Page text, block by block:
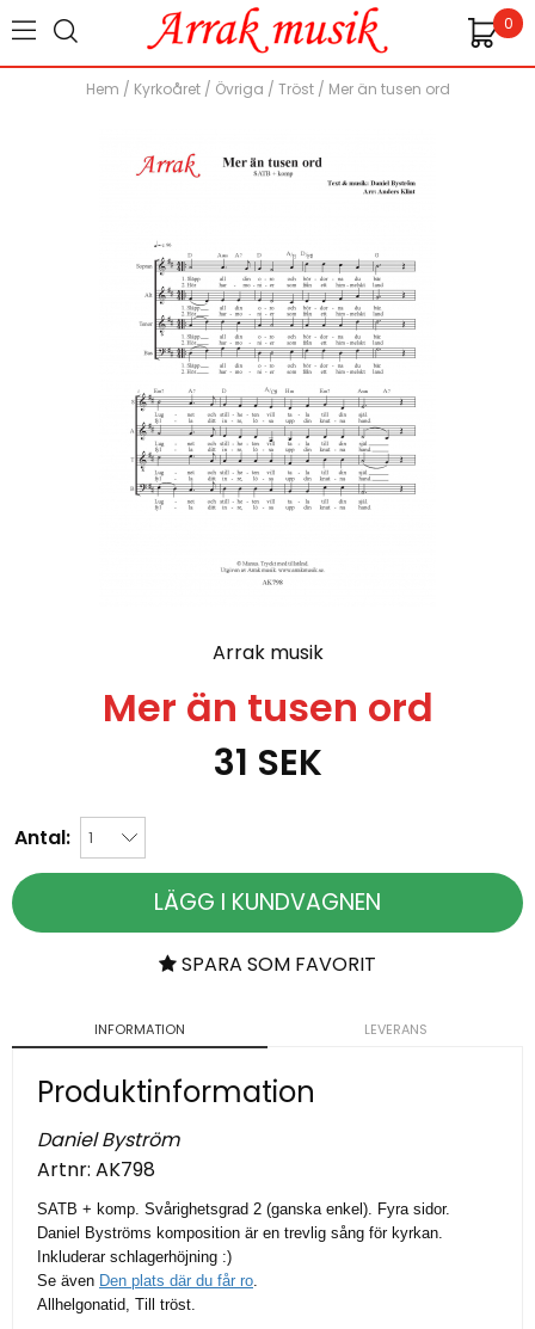
0
Hem / Kyrkoåret/ Övriga / Tröst/ Mer än tusen ord
Arrak musik
Mer än tusen ord
31 SEK
Antal:
LÄGG I KUNDVAGNEN
SPARA SOM FAVORIT
INFORMATION LEVERANS
Produktinformation
Daniel Byström
Artnr: AK798
SATB + komp. Svårighetsgrad 2 (ganska enkel). Fyra sidor.
Daniel Byströms komposition är en trevlig sång för kyrkan.
Inkluderar schlagerhöjning :)
Se även Den plats där du får ro
Allhelgonatid, Till tröst.